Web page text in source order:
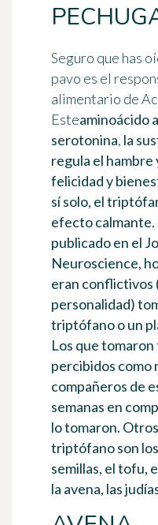
Seguro que has
pavo es el
alimentario de
Esteaminoácido
serotonina, la
regula el hambre
felicidad y
sí solo, el
efecto calmante.
publicado en el
Neuroscience,
eran conflictivos
personalidad)
triptófano o un
Los que
percibidos como
compañeros de
semanas en
lo tomaron.
triptófano son
semillas, el tofu,
la avena, las